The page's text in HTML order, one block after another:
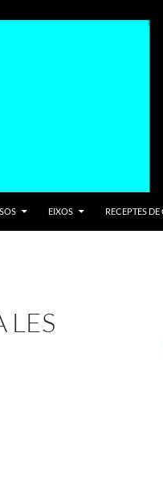
EIXOS RECEPTES
LES